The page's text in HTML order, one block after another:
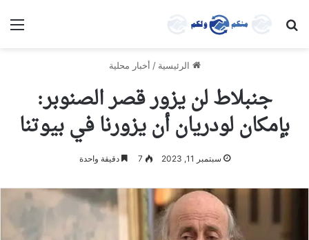
بحث عن
الرئيسية / أخبار محلية
جنبلاط لن يزور قصر الصنوبر:
بإمكان لودريان أن يزورنا في بيوتنا
سبتمبر 11, 2023 7 دقيقة واحدة